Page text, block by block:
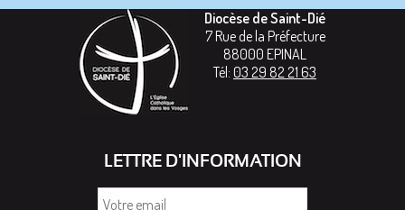
Diocèse de Saint-Dié
7 Rue de la Préfecture
88000 EPINAL
Tél: 03 29 82 21 63
LETTRE D'INFORMATION